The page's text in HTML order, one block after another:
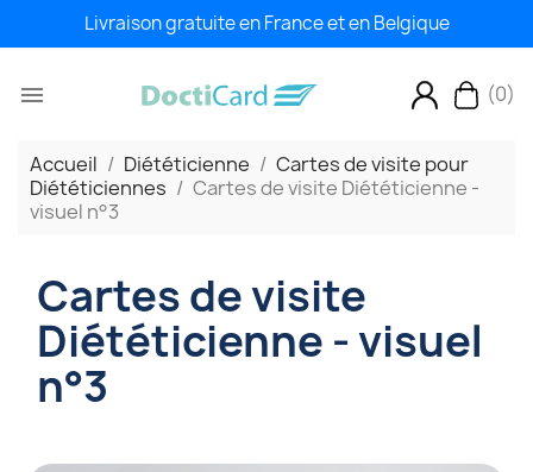
Livraison gratuite en France et en Belgique
 (0)
Accueil Diététicienne
Cartes de visite pour
Diététiciennes
Cartes de visite Diététicienne -
visuel n°3
Cartes de visite
Diététicienne - visuel
n°3